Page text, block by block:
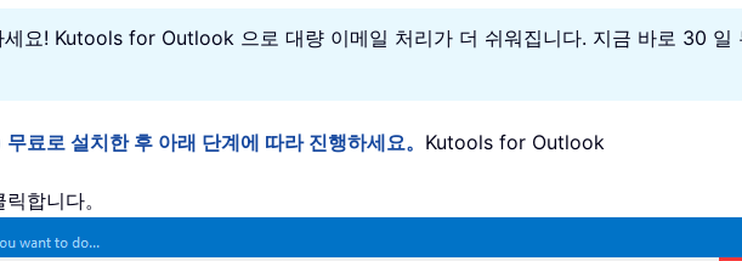
세요! Kutools for Outlook 으로 대량 이메일 처리가 더 쉬워집니다. 지금 바로 30 일
로 설치한 후 아래 단계에 따라 진행하세요。 Kutools for Outlook
합니다。